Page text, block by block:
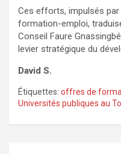
Ces efforts, impulsés par
formation-emploi,
Conseil Faure
levier stratégique du
David S.
Étiquettes: offres de
Universités publiques au